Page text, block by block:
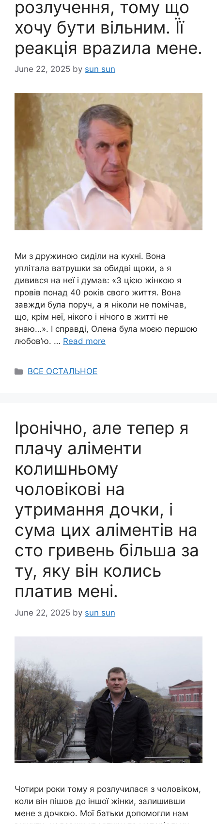
розлучення, тому що
хочу бути вільним. Її
реакція враzила мене.
June 22, 2025 by sun sun
Ми з дружиною сиділи на кухні. Вона
уплітала ватрушки за обидві щоки, а я
дивився на неї і думав: «З цією жінкою я
провів понад 40 років свого життя. Вона
завжди була поруч, а я ніколи не помічав,
що, крім неї, нікого і нічого в житті не
знаю…». І справді, Олена була моєю першою
любов’ю. … Read more
Categories
ВСЕ ОСТАЛЬНОЕ
Іронічно, але тепер я
плачу аліменти
колишньому
чоловікові на
утримання дочки, і
сума цих аліментів на
сто гривень більша за
ту, яку він колись
платив мені.
June 22, 2025 by sun sun
Чотири роки тому я розлучилася з чоловіком,
коли він пішов до іншої жінки, залишивши
мене з дочкою. Мої батьки допомогли нам